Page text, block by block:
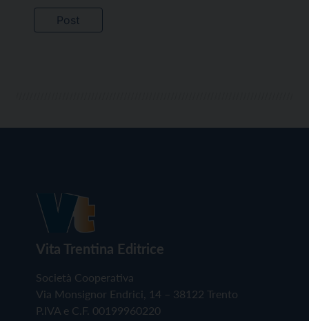
Vita Trentina Editrice
Società Cooperativa
Via Monsignor Endrici, 14 – 38122 Trento
P.IVA e C.F. 00199960220